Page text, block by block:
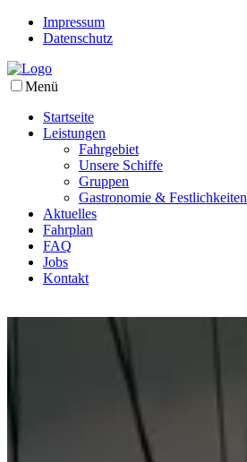
Impressum
Datenschutz
Menü
Startseite
Leistungen
Fahrgebiet
Unsere Schiffe
Gruppen
Gastronomie & Festlichkeiten
Aktuelles
Fahrplan
FAQ
Jobs
Kontakt